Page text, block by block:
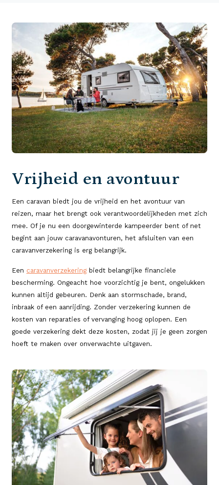
Vrijheid en avontuur
Een caravan biedt jou de vrijheid en het avontuur van
reizen, maar het brengt ook verantwoordelijkheden met zich
mee. Of je nu een doorgewinterde kampeerder bent of net
begint aan jouw caravanavonturen, het afsluiten van een
caravanverzekering is erg belangrijk.
Een caravanverzekering biedt belangrijke financiële
bescherming. Ongeacht hoe voorzichtig je bent, ongelukken
kunnen altijd gebeuren. Denk aan stormschade, brand,
inbraak of een aanrijding. Zonder verzekering kunnen de
kosten van reparaties of vervanging hoog oplopen. Een
goede verzekering dekt deze kosten, zodat jij je geen zorgen
hoeft te maken over onverwachte uitgaven.